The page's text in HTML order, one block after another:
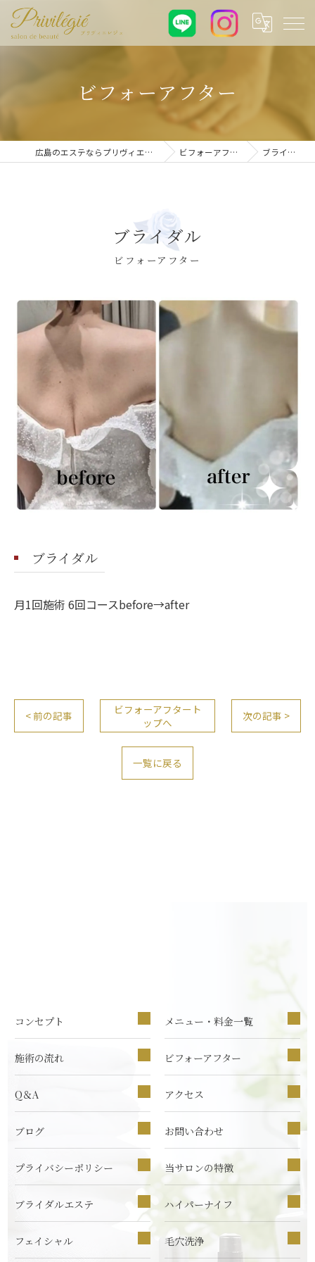
ビフォーアフター
広島のエステならプリヴィエレジェ ビフォーアフター ブライダル
ビフォーアフター
ブライダル
ブライダル
月1回施術 6回コースbefore→after
< 前の記事
ビフォーアフタート
ップへ
次の記事 >
一覧に戻る
コンセプト メニュー・料金一覧
施術の流れ ビフォーアフター
Q＆A アクセス
ブログ お問い合わせ
プライバシーポリシー 当サロンの特徴
ブライダルエステ ハイパーナイフ
フェイシャル 毛穴洗浄